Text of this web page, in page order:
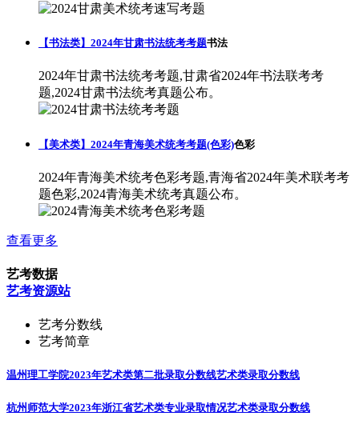
【书法类】2024年甘肃书法统考考题书法
2024年甘肃书法统考考题,甘肃省2024年书法联考考
题,2024甘肃书法统考真题公布。
【美术类】2024年青海美术统考考题(色彩)色彩
2024年青海美术统考色彩考题,青海省2024年美术联考考
题色彩,2024青海美术统考真题公布。
查看更多
艺考数据
艺考资源站
艺考分数线
艺考简章
温州理工学院2023年艺术类第二批录取分数线艺术类录取分数线
杭州师范大学2023年浙江省艺术类专业录取情况艺术类录取分数线